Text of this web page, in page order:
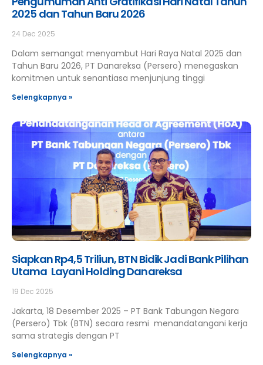
2025 dan Tahun Baru 2026
24 Dec 2025
Dalam semangat menyambut Hari Raya Natal 2025 dan
Tahun Baru 2026, PT Danareksa (Persero) menegaskan
komitmen untuk senantiasa menjunjung tinggi
Selengkapnya »
Siapkan Rp4,5 Triliun, BTN Bidik Jadi Bank Pilihan
Utama Layani Holding Danareksa
19 Dec 2025
Jakarta, 18 Desember 2025 – PT Bank Tabungan Negara
(Persero) Tbk (BTN) secara resmi menandatangani kerja
sama strategis dengan PT
Selengkapnya »